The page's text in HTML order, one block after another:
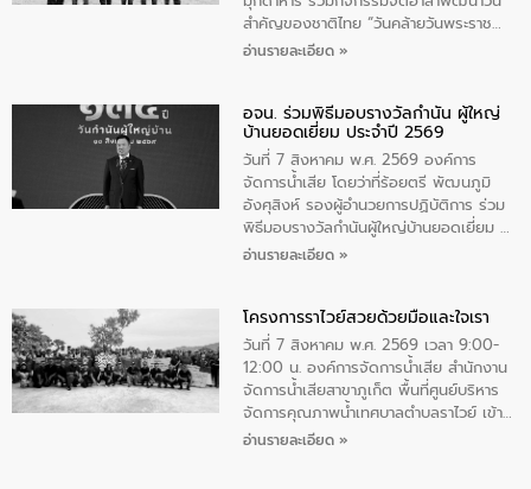
สําคัญของชาติไทย “วันคล้ายวันพระราช
สมภพ สมเด็จพระนางเจ้าสิริกิติ์พระบรม
ทิพย์คำ รองผู้ว่าราชการจังหวัดมุกดาหาร
เป็นประธานในพิธี ณ เรือนจําชั่วคราวนาโสก
ตําบลนาโสก อําเภอเมืองมุกดาหาร จังหวัด
มุกดาหาร โดยในกิจกรรมได้ร่วมปลูกป่า และ
ทําความสะอาดภายในบริเวณ จัดกิจกรรม
เพื่อถวายเป็นพระราชกุศล สมเด็จพระนาง
เจ้าสิริกิติ์พระบรมราชินีนาถ พระบรมราช
อ่านรายละเอียด »
อจน. ร่วมพิธีมอบรางวัลกำนัน ผู้ใหญ่
บ้านยอดเยี่ยม ประจำปี 2569
วันที่ 7 สิงหาคม พ.ศ. 2569 องค์การ
จัดการน้ำเสีย โดยว่าที่ร้อยตรี พัฒนภูมิ
อังศุสิงห์ รองผู้อำนวยการปฏิบัติการ ร่วม
พิธีมอบรางวัลกำนันผู้ใหญ่บ้านยอดเยี่ยม ณ
ทำเนียบรัฐบาล โดยมีนายอนุทิน ชาญวีรกูล
ทองคำและประกาศเกียรติคุณให้แก่ กำนัน
ผู้ใหญ่บ้านยอดเยี่ยม พร้อมกล่าวชื่นชม ให้
โอวาท และมอบนโยบาย
อ่านรายละเอียด »
โครงการราไวย์สวยด้วยมือและใจเรา
วันที่ 7 สิงหาคม พ.ศ. 2569 เวลา 9:00-
12:00 น. องค์การจัดการน้ำเสีย สำนักงาน
จัดการน้ำเสียสาขาภูเก็ต พื้นที่ศูนย์บริหาร
จัดการคุณภาพน้ำเทศบาลตำบลราไวย์ เข้า
ร่วมโครงการราไวย์สวยด้วยมือและใจเรา
อ่านรายละเอียด »